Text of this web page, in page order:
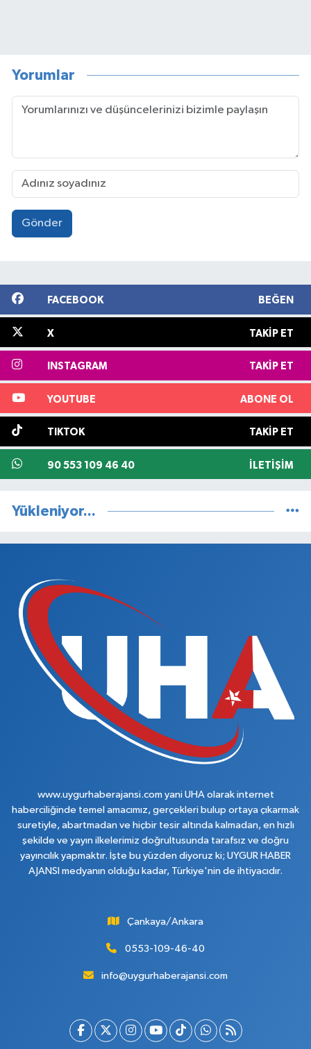
Yorumlar
Gönder
FACEBOOK BEĞEN
X TAKIP ET
INSTAGRAM TAKIP ET
YOUTUBE ABONE OL
TIKTOK TAKIP ET
90 553 109 46 40 İLETIŞIM
Yükleniyor...
www.uygurhaberajansi.com yani UHA olarak internet
haberciliğinde temel amacımız, gerçekleri bulup ortaya çıkarmak
suretiyle, abartmadan ve hiçbir tesir altında kalmadan, en hızlı
şekilde ve yayın ilkelerimiz doğrultusunda tarafsız ve doğru
yayıncılık yapmaktır. İşte bu yüzden diyoruz ki; UYGUR HABER
AJANSI medyanın olduğu kadar, Türkiye'nin de ihtiyacıdır.
Çankaya/Ankara
0553-109-46-40
info@uygurhaberajansi.com